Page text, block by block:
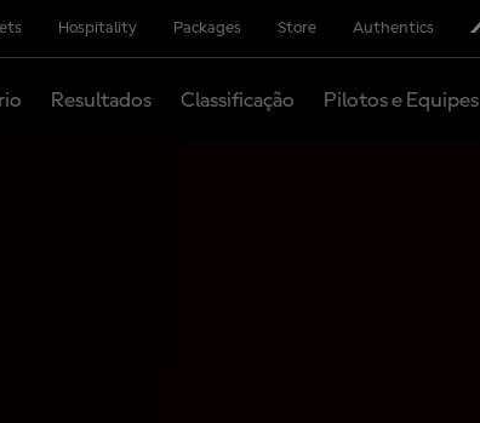
Hospitality Packages Store Authentics
Resultados Classificação Pilotos e Equipes